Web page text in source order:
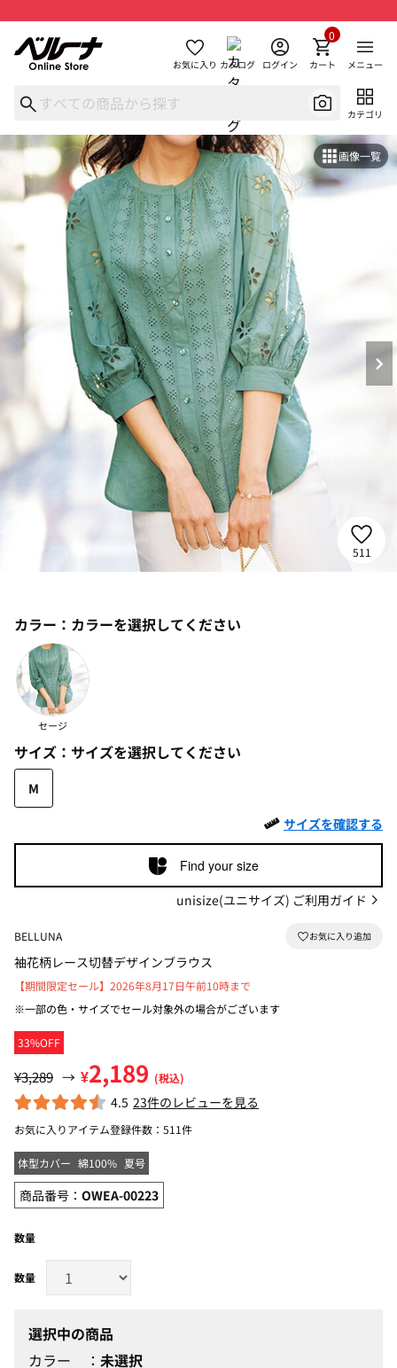
お気に入り カタログ ログイン カート
0
メニュー
カテゴリ
画像一覧
511
カラー： カラーを選択してください
セージ
サイズ： サイズを選択してください
M
サイズを確認する
Find your size
unisize(ユニサイズ) ご利用ガイド
BELLUNA
袖花柄レース切替デザインブラウス
33%OFF
【期間限定セール】2026年8月17日午前10時まで
※一部の色・サイズでセール対象外の場合がございます
¥3,289 → ¥2,189 (税込)
4.5 23件のレビューを見る
お気に入りアイテム登録件数： 511件
体型カバー 綿100% 夏号
商品番号： OWEA-00223
数量
選択中の商品
カラー
未選択